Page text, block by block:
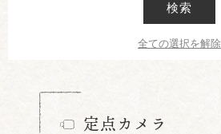
検索
全ての選択を解除
定点カメラ